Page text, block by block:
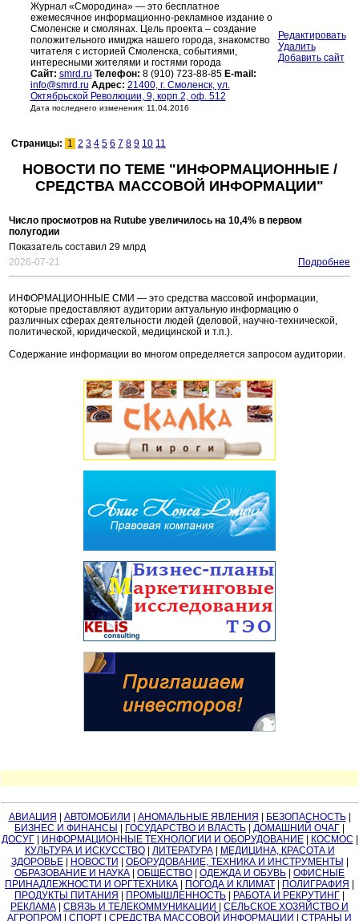
Журнал «Смородина» — это бесплатное
ежемесячное информационно-рекламное издание о
Смоленске и смолянах. Цель проекта – создание
положительного имиджа нашего города, знакомство
читателя с историей Смоленска, событиями,
интересными жителями и гостями города
Сайт: smrd.ru Телефон: 8 (910) 723-88-85 E-mail:
info@smrd.ru Адрес: 21400, г. Смоленск, ул.
Октябрьской Революции, 9, корп.2, оф. 512
Дата последнего изменения: 11.04.2016
Редактировать
Удалить
Добавить сайт
Страницы: 1 2 3 4 5 6 7 8 9 10 11
НОВОСТИ ПО ТЕМЕ "ИНФОРМАЦИОННЫЕ /
СРЕДСТВА МАССОВОЙ ИНФОРМАЦИИ"
Число просмотров на Rutube увеличилось на 10,4% в первом
полугодии
Показатель составил 29 млрд
2026-07-21
Подробнее
ИНФОРМАЦИОННЫЕ СМИ — это средства массовой информации,
которые предоставляют аудитории актуальную информацию о
различных сферах деятельности людей (деловой, научно-технической,
политической, юридической, медицинской и т.п.).
Содержание информации во многом определяется запросом аудитории.
АВИАЦИЯ АВТОМОБИЛИ АНОМАЛЬНЫЕ ЯВЛЕНИЯ БЕЗОПАСНОСТЬ|
БИЗНЕС И ФИНАНСЫ
ГОСУДАРСТВО И ВЛАСТЬ ДОМАШНИЙ ОЧАГ
ДОСУГ| ИНФОРМАЦИОННЫЕ ТЕХНОЛОГИИ И ОБОРУДОВАНИЕ| КОСМОС
КУЛЬТУРА И ИСКУССТВО| ЛИТЕРАТУРА|
МЕДИЦИНА, КРАСОТА И
ЗДОРОВЬЕ| НОВОСТИ ОБОРУДОВАНИЕ, ТЕХНИКА И ИНСТРУМЕНТЫ
ОБРАЗОВАНИЕ И НАУКА
ОБЩЕСТВО ОДЕЖДА И ОБУВЬ
ОФИСНЫЕ
ПРИНАДЛЕЖНОСТИ И ОРГТЕХНИКА
ПОГОДА И КЛИМАТ ПОЛИГРАФИЯ
ПРОДУКТЫ ПИТАНИЯ
ПРОМЫШЛЕННОСТЬ РАБОТА И РЕКРУТИНГ
РЕКЛАМА
СВЯЗЬ И ТЕЛЕКОММУНИКАЦИИ
СЕЛЬСКОЕ ХОЗЯЙСТВО И
АГРОПРОМ
СПОРТ СРЕДСТВА МАССОВОЙ ИНФОРМАЦИИ СТРАНЫ И